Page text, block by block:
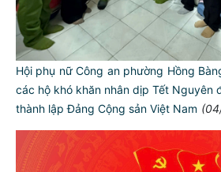
Hội phụ nữ Công an phường Hồng
các hộ khó khăn nhân dịp Tết Nguyên
thành lập Đảng Cộng sản Việt Nam